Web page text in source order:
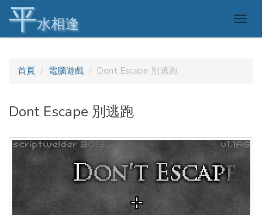
平水相逢
首頁 電腦遊戲 Dont Escape 別逃跑
Dont Escape 別逃跑